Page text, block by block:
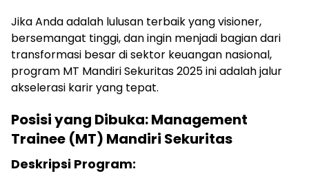
Jika Anda adalah lulusan terbaik yang visioner,
bersemangat tinggi, dan ingin menjadi bagian dari
transformasi besar di sektor keuangan nasional,
program MT Mandiri Sekuritas 2025 ini adalah jalur
akselerasi karir yang tepat.
Posisi yang Dibuka: Management
Trainee (MT) Mandiri Sekuritas
Deskripsi Program: